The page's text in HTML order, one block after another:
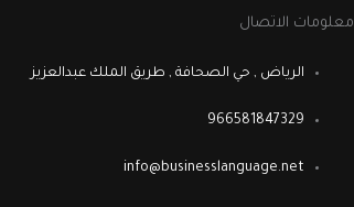
معلومات الاتصال
الرياض , حي الصحافة , طريق الملك عبدالعزيز
966581847329
info@businesslanguage.net